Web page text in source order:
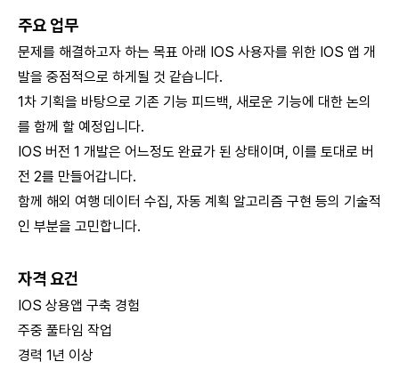
주요 업무
문제를 해결하고자 하는 목표 아래 IOS 사용자를 위한 IOS 앱 개
발을 중점적으로 하게될 것 같습니다.
1차 기획을 바탕으로 기존 기능 피드백, 새로운 기능에 대한 논의
를 함께 할 예정입니다.
IOS 버전 1 개발은 어느정도 완료가 된 상태이며, 이를 토대로 버
전 2를 만들어갑니다.
함께 해외 여행 데이터 수집, 자동 계획 알고리즘 구현 등의 기술적
인 부분을 고민합니다.
자격 요건
IOS 상용앱 구축 경험
주중 풀타임 작업
경력 1년 이상